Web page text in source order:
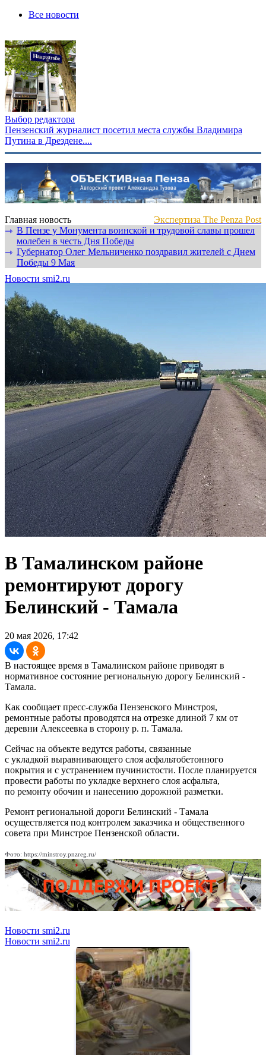
Все новости
Выбор редактора
Пензенский журналист посетил места службы Владимира
Путина в Дрездене....
Главная новость
Экспертиза The Penza Post
⇾ В Пензе у Монумента воинской и трудовой славы прошел
молебен в честь Дня Победы
⇾ Губернатор Олег Мельниченко поздравил жителей с Днем
Победы 9 Мая
Новости smi2.ru
В Тамалинском районе
ремонтируют дорогу
Белинский - Тамала
20 мая 2026, 17:42
В настоящее время в Тамалинском районе приводят в
нормативное состояние региональную дорогу Белинский -
Тамала.
Как сообщает пресс-служба Пензенского Минстроя,
ремонтные работы проводятся на отрезке длиной 7 км от
деревни Алексеевка в сторону р. п. Тамала.
Сейчас на объекте ведутся работы, связанные
с укладкой выравнивающего слоя асфальтобетонного
покрытия и с устранением пучинистости. После планируется
провести работы по укладке верхнего слоя асфальта,
по ремонту обочин и нанесению дорожной разметки.
Ремонт региональной дороги Белинский - Тамала
осуществляется под контролем заказчика и общественного
совета при Минстрое Пензенской области.
Фото: https://minstroy.pnzreg.ru/
Новости smi2.ru
Новости smi2.ru